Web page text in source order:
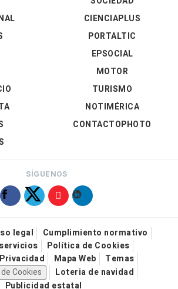
CIENCIAPLUS
PORTALTIC
EPSOCIAL
MOTOR
TURISMO
NOTIMÉRICA
CONTACTOPHOTO
SÍGUENOS
legal
Cumplimiento normativo
Política de Cookies
Mapa Web
Temas
Cookies
Loteria de navidad
Publicidad estatal